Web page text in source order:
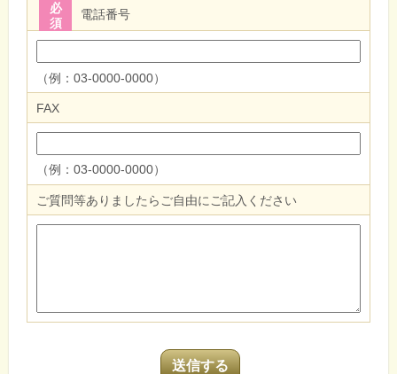
電話番号
必
須
（例：03-0000-0000）
FAX
（例：03-0000-0000）
ご質問等ありましたらご自由にご記入ください